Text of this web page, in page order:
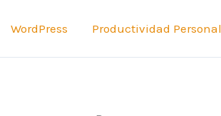
WordPress Productividad Personal